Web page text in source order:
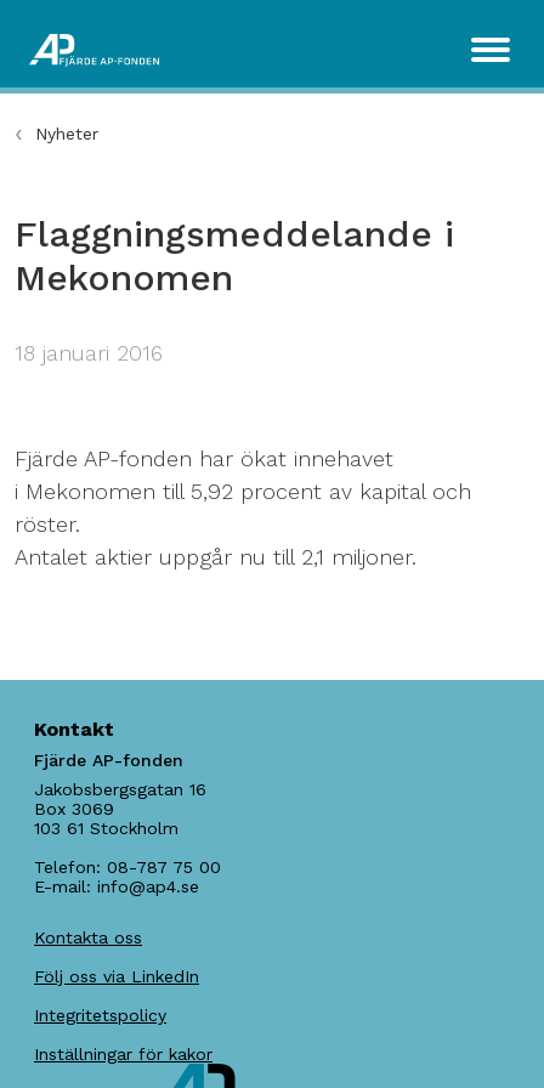
Nyheter
Flaggningsmeddelande i
Mekonomen
18 januari 2016
Fjärde AP-fonden har ökat innehavet
i Mekonomen till 5,92 procent av kapital och
röster.
Antalet aktier uppgår nu till 2,1 miljoner.
Kontakt
Fjärde AP-fonden
Jakobsbergsgatan 16
Box 3069
103 61 Stockholm
Telefon: 08-787 75 00
E-mail: info@ap4.se
Kontakta oss
Följ oss via LinkedIn
Integritetspolicy
Inställningar för kakor